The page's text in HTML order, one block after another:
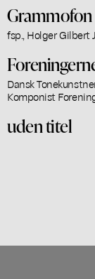
Grammofon
fsp., Holger Gilbert
Dansk
Komponist
uden titel